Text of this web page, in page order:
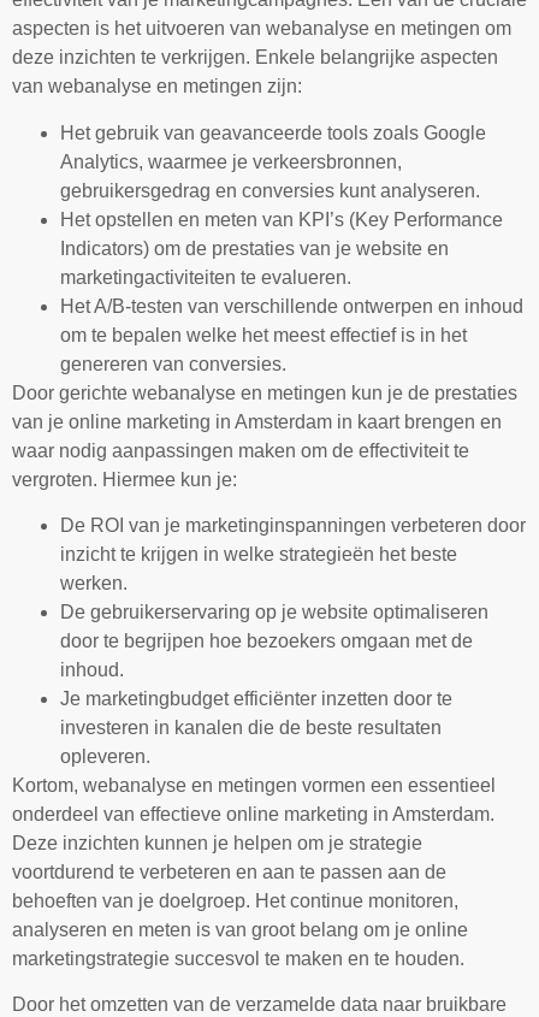
aspecten is het uitvoeren van webanalyse en metingen om
deze inzichten te verkrijgen. Enkele belangrijke aspecten
van webanalyse en metingen zijn:
Het gebruik van geavanceerde tools zoals Google
Analytics, waarmee je verkeersbronnen,
gebruikersgedrag en conversies kunt analyseren.
Het opstellen en meten van KPI’s (Key Performance
Indicators) om de prestaties van je website en
marketingactiviteiten te evalueren.
Het A/B-testen van verschillende ontwerpen en inhoud
om te bepalen welke het meest effectief is in het
genereren van conversies.
Door gerichte webanalyse en metingen kun je de prestaties
van je online marketing in Amsterdam in kaart brengen en
waar nodig aanpassingen maken om de effectiviteit te
vergroten. Hiermee kun je:
De ROI van je marketinginspanningen verbeteren door
inzicht te krijgen in welke strategieën het beste
werken.
De gebruikerservaring op je website optimaliseren
door te begrijpen hoe bezoekers omgaan met de
inhoud.
Je marketingbudget efficiënter inzetten door te
investeren in kanalen die de beste resultaten
opleveren.
Kortom, webanalyse en metingen vormen een essentieel
onderdeel van effectieve online marketing in Amsterdam.
Deze inzichten kunnen je helpen om je strategie
voortdurend te verbeteren en aan te passen aan de
behoeften van je doelgroep. Het continue monitoren,
analyseren en meten is van groot belang om je online
marketingstrategie succesvol te maken en te houden.
Door het omzetten van de verzamelde data naar bruikbare